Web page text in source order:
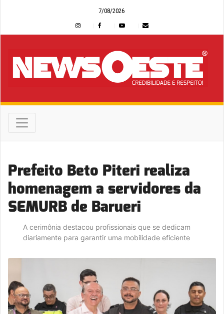
7/08/2026
Prefeito Beto Piteri realiza
homenagem a servidores da
SEMURB de Barueri
A cerimônia destacou profissionais que se dedicam
diariamente para garantir uma mobilidade eficiente